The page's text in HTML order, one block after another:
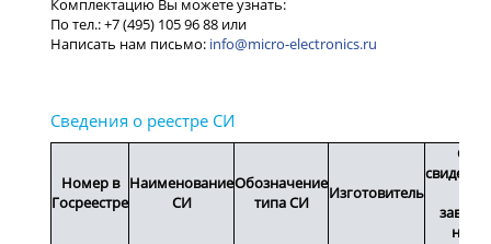
info@micro-electronics.ru
Номер в
Госреестре
Наименование
СИ
Обозначение
типа СИ
Изготовитель
Срок